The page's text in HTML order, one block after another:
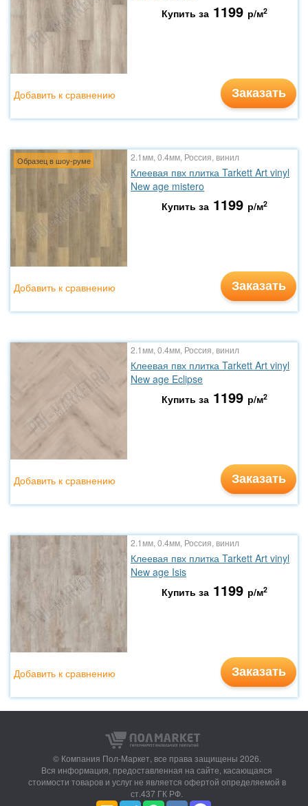
Купить за 1199 р/м2
Заказать
Добавить к сравнению
Образец в шоу-руме 2.1мм, 0.4мм, Россия, винил
Клеевая пвх плитка Tarkett Art vinyl
New age mistero
Купить за 1199 р/м2
Заказать
Добавить к сравнению
2.1мм, 0.4мм, Россия, винил
Клеевая пвх плитка Tarkett Art vinyl
New age Eclipse
Купить за 1199 р/м2
Заказать
Добавить к сравнению
2.1мм, 0.4мм, Россия, винил
Клеевая пвх плитка Tarkett Art vinyl
New age Isis
Купить за 1199 р/м2
Заказать
Добавить к сравнению
© Компания Пол-Маркет, все права защищены 2026.
Вся информация, предоставленная на сайте, касающаяся
стоимости товаров и услуг не является офертой определяемой в
ст.437 ГК РФ.